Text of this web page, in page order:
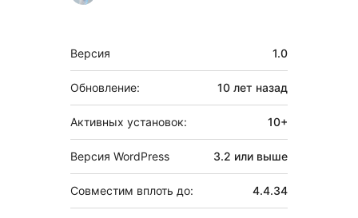
Мета
Версия 1.0
Обновление: 10 лет назад
Активных установок: 10+
Версия WordPress 3.2 или выше
Совместим вплоть до: 4.4.34